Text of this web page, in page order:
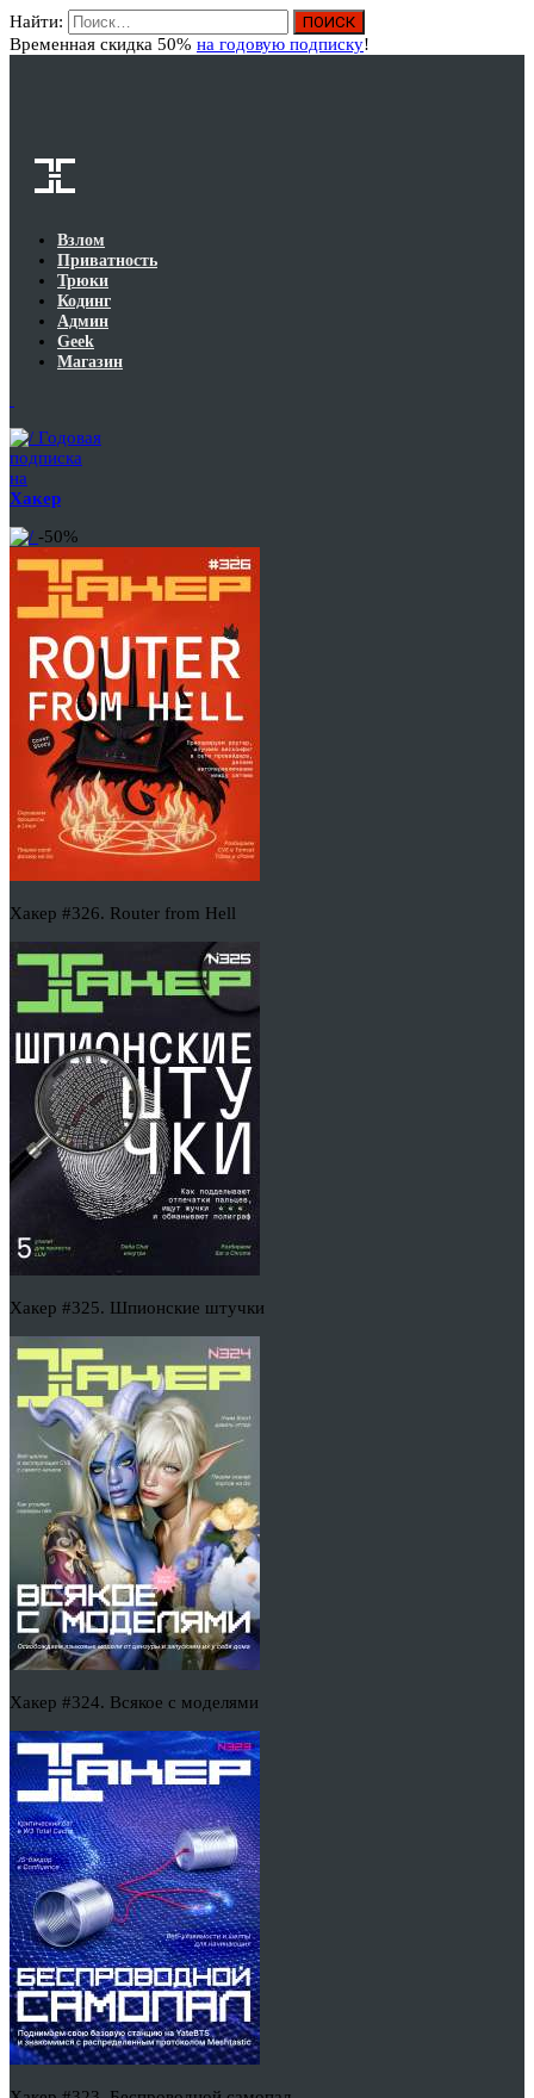
Найти:
Временная скидка 50% на годовую подписку!
Взлом
Приватность
Трюки
Кодинг
Админ
Geek
Магазин
Годовая
подписка
на
Хакер
-50%
Хакер #326. Router from Hell
Хакер #325. Шпионские штучки
Хакер #324. Всякое с моделями